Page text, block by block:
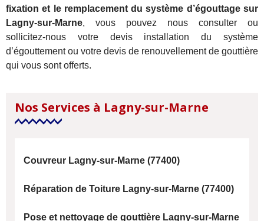
fixation et le remplacement du système d’égouttage sur
Lagny-sur-Marne, vous pouvez nous consulter ou
sollicitez-nous votre devis installation du système
d’égouttement ou votre devis de renouvellement de gouttière
qui vous sont offerts.
Nos Services à Lagny-sur-Marne
Couvreur Lagny-sur-Marne (77400)
Réparation de Toiture Lagny-sur-Marne (77400)
Pose et nettoyage de gouttière Lagny-sur-Marne